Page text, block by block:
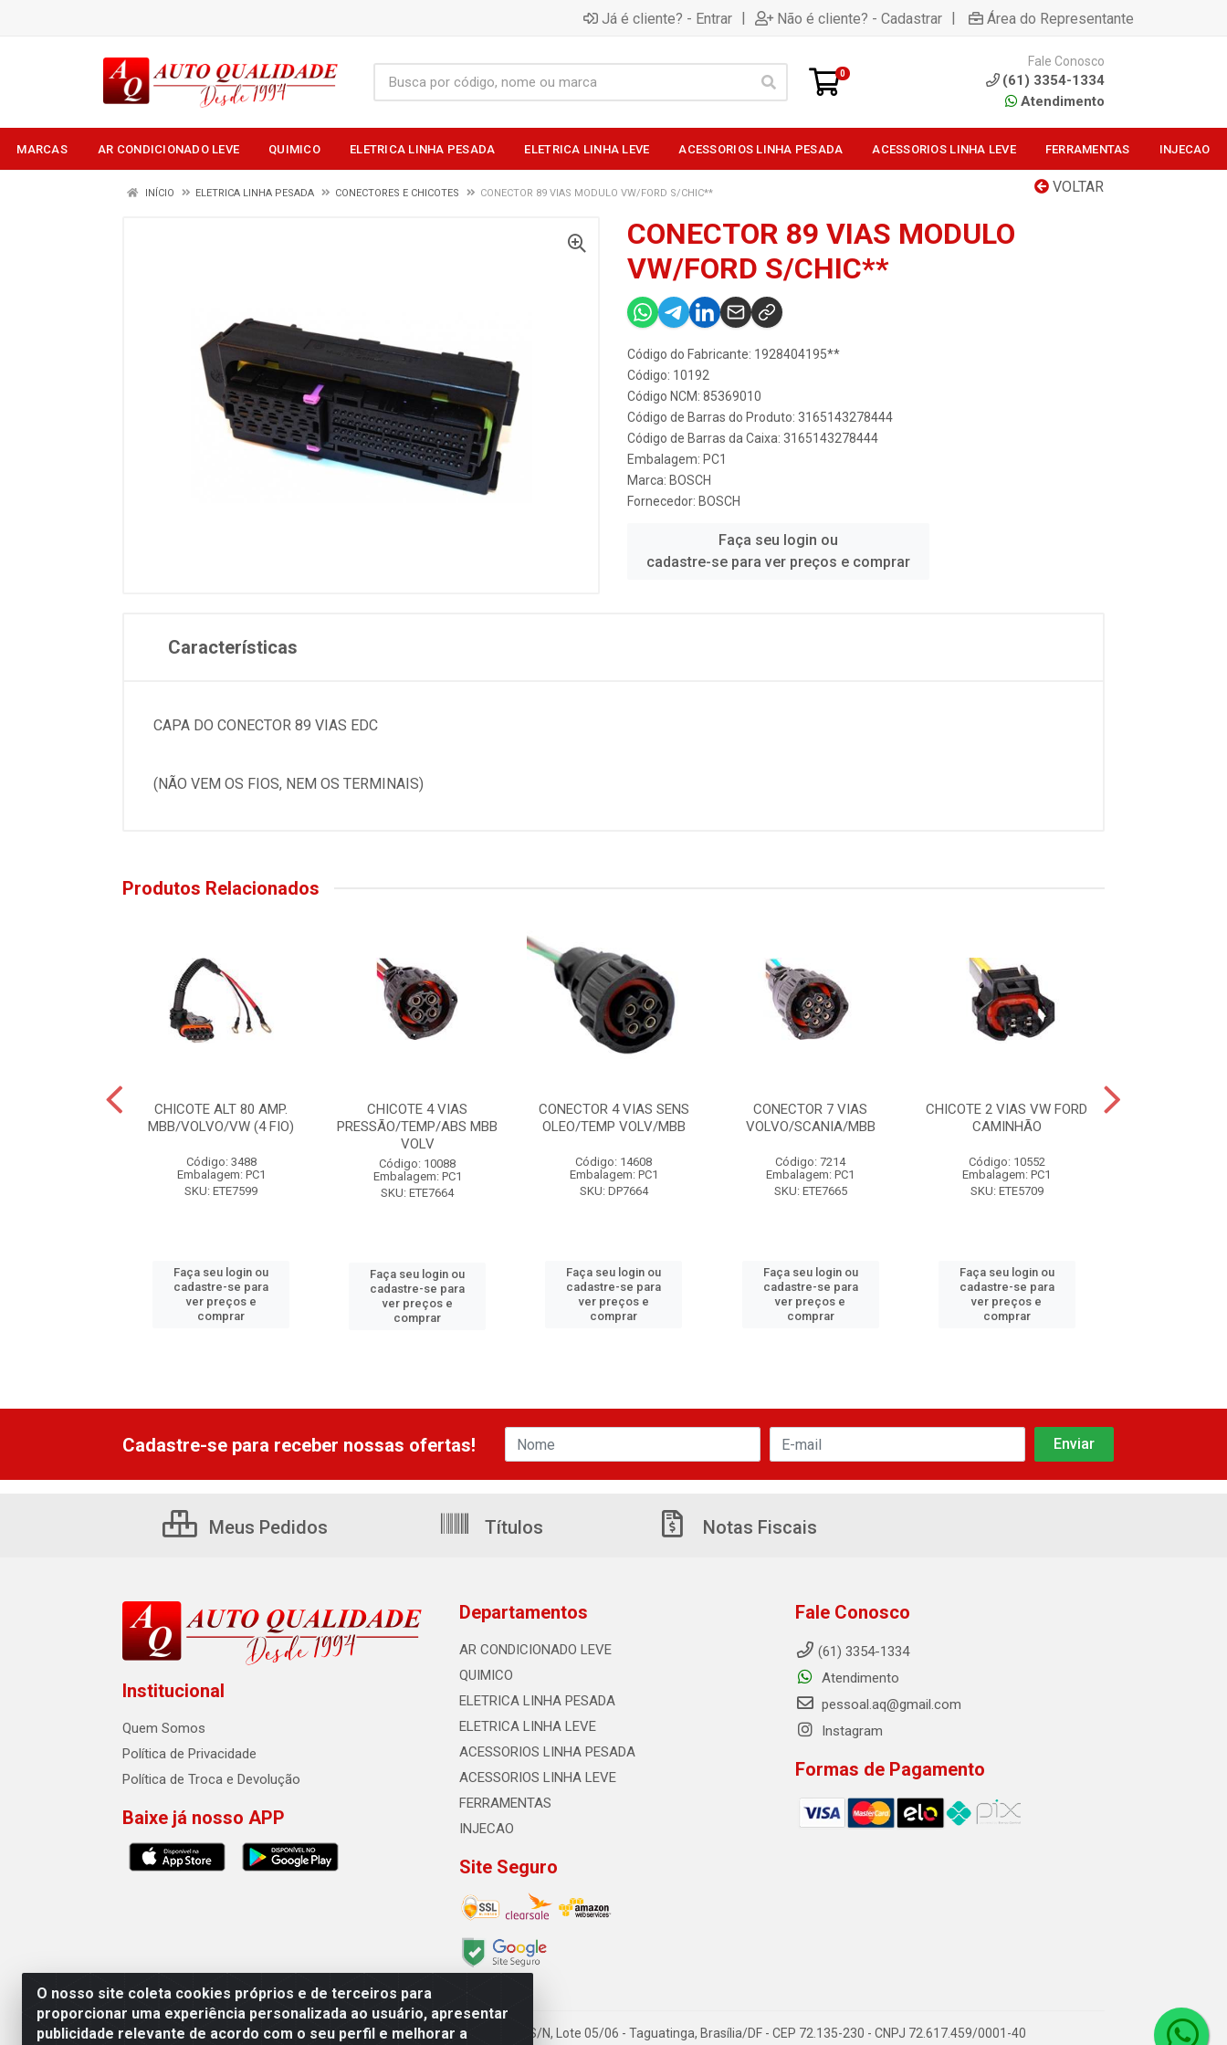
Já é cliente? - Entrar | Não é cliente? - Cadastrar | Área do Representante
0
Fale Conosco
(61) 3354-1334
Atendimento
MARCAS AR CONDICIONADO LEVE QUIMICO ELETRICA LINHA PESADA ELETRICA LINHA LEVE ACESSORIOS LINHA PESADA ACESSORIOS LINHA LEVE FERRAMENTAS INJECAO
VOLTAR
INÍCIO ELETRICA LINHA PESADA CONECTORES E CHICOTES CONECTOR 89 VIAS MODULO VW/FORD S/CHIC**
CONECTOR 89 VIAS MODULO
VW/FORD S/CHIC**
Código do Fabricante: 1928404195**
Código: 10192
Código NCM: 85369010
Código de Barras do Produto: 3165143278444
Código de Barras da Caixa: 3165143278444
Embalagem: PC1
Marca: BOSCH
Fornecedor: BOSCH
Faça seu login ou
cadastre-se para ver preços e comprar
Características
CAPA DO CONECTOR 89 VIAS EDC
(NÃO VEM OS FIOS, NEM OS TERMINAIS)
Produtos Relacionados
CHICOTE ALT 80 AMP.
MBB/VOLVO/VW (4 FIO)
Código: 3488
Embalagem: PC1
SKU: ETE7599
Faça seu login ou
cadastre-se para
ver preços e
comprar
CHICOTE 4 VIAS
PRESSÃO/TEMP/ABS MBB
VOLV
Código: 10088
Embalagem: PC1
SKU: ETE7664
Faça seu login ou
cadastre-se para
ver preços e
comprar
CONECTOR 4 VIAS SENS
OLEO/TEMP VOLV/MBB
Código: 14608
Embalagem: PC1
SKU: DP7664
Faça seu login ou
cadastre-se para
ver preços e
comprar
CONECTOR 7 VIAS
VOLVO/SCANIA/MBB
Código: 7214
Embalagem: PC1
SKU: ETE7665
Faça seu login ou
cadastre-se para
ver preços e
comprar
CHICOTE 2 VIAS VW FORD
CAMINHÃO
Código: 10552
Embalagem: PC1
SKU: ETE5709
Faça seu login ou
cadastre-se para
ver preços e
comprar
O nosso site coleta cookies próprios e de terceiros para
proporcionar uma experiência personalizada ao usuário, apresentar
publicidade relevante de acordo com o seu perfil e melhorar a
Cadastre-se para receber nossas ofertas!
Meus Pedidos Títulos Notas Fiscais
Institucional
Quem Somos
Política de Privacidade
Política de Troca e Devolução
Baixe já nosso APP
Departamentos
AR CONDICIONADO LEVE
QUIMICO
ELETRICA LINHA PESADA
ELETRICA LINHA LEVE
ACESSORIOS LINHA PESADA
ACESSORIOS LINHA LEVE
FERRAMENTAS
INJECAO
Site Seguro
Fale Conosco
(61) 3354-1334
Atendimento
pessoal.aq@gmail.com
Instagram
Formas de Pagamento
Auto Qualidade Comercio de Pecas LTDA - Quadra Qi 23, S/N, Lote 05/06 - Taguatinga, Brasília/DF - CEP 72.135-230 - CNPJ 72.617.459/0001-40